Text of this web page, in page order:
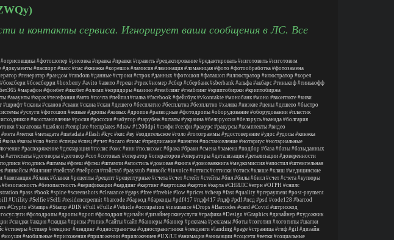
и контакты сервиса. Игнорирует ваши сообщения в ЛС. Все
#отрисовщика #фотошопер #рисовка #правка #правки #править #редактирование #редактировать #изготовить #изготовим
#документы #паспорт #пасс #пас #книжка #корешок #ламисия #ламинация #ломаницая #фото #фотообработка #фотозамена
#генератар #рандом #random #данные #строки #строк #данных #фотошоп #фаташоп #иллюстратор #илюстратор #корел
#боксбери #боксберри #boxberry #avito #авито #треки #трек #номер #сбер #сбербанк #sberbank #альфа #акбарс #тинькоф #тинькофф
#марафон #фонбет #иксбет #олимп #коридоры #казино #гемблинг #гэмблинг #криптобиржи #криптобиржа
#акаунты #карж #телефония #авто #почта #пейпал #палка #facebook #фейсбук #vkontakte #монобанк #моно #вконтакте #киви
#шрифт #сканы #сканов #скани #скана #скан #дешего #бесплатно #бесплатна #безплатно #халява #низкие #цены #дешево #быстро
#услуги #фотошоп #живые #дропы #живых #дропов #разводные #фотодропы #оборудование #оборудовании #пластик
#восстановление #росия #росссия #забугор #зарубеж #штаты #украина #белоруссия #белорусь #канада #болгария
#загатовка #шаблон #template #templates #draw #1200dpi #сэлфи #селфи #ракурс #ракурсы #комплекты #видео
#мета #метки #метадата #metadata #flash #kyc #кис #ву #водительское #голо #голограммы #удостоверение #удос #удосы #кинжка
#виза #визы #спо #нпо #спецы #спец #учет #осаго #гимс #предписание #шенген #постановление #нотариус #нотариальные
#распоряжение #декларация #полис #омс #инн #полисомс #брака #браки #смена #замена #подбор #база #базы #базыданных
#аттестаты #договоры #договор #сот #сотовых #оператор #операторов #операторы #детализация #детализации #доверенности
#подпись #штамы #флеш #флэш #штампи #апостиль #домовая #книга #домоваякнига #медкомиссия #апостил #штемпельная
#инвойсы #биллинг #пейстаб #пейролл #пэйстаб #paystub #инвойс #invoice #оттиск #оттиски #отиск #клише #клиш #медицинские
#квитанция #бланк #бланки #рецепты #рецепт #рецептурные #счета #счет #стейт #стейты #бил #билы #билл #счет #счета #купюры
#безопасность #безопастность #верификации #кардинг #картинг #картошка #картон #карта #СНИЛС #егрн #ОГРН #снилс
#pass #book #spine #screenshots #clearance #gaps #free #freebie #low #prices #cheap #fast #quality #prepayment #post-payment
#Utility #Selfie #Selfi #residencepermit #barcode #баркод #баркоды #pdf417 #пдф417 #пдф #pdf #псд #psd #code128 #barcod
#Crypto #Stamps #Stamp #DIN #Full #Fullz #Vehicle #occupation #insurance #Drops #Barcodes #card #Covid #штрихкод
#фотодропы #дропы #дроп #фотодроп #дизайн #дизайнерскиеуслуги #графика #Design #Graphics #дизайнер #художник
#скидки #акция #скидка #призы #топик #сайты #сайт #баннеры #баннер #реклама #рекламы #боты #логотип #логотипы #шапки
#стикеры #стикер #лендинг #лэндинг #одностраничка #одностраничники #ленденги #landing #page #страница #гиф #gif #дизайн
#моушн #мобильные #приложения #приложении #приложениев #UX/UI #анимация #анимации #соцсети #ветки #социальные